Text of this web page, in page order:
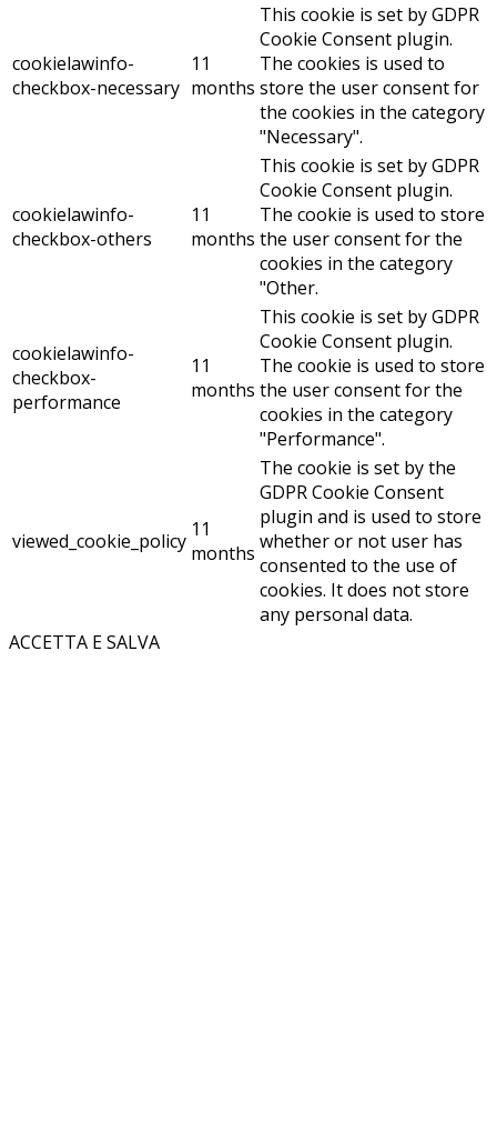
cookielawinfo-
checkbox-necessary
11
months
This cookie is set by GDPR
Cookie Consent plugin.
The cookies is used to
store the user consent for
the cookies in the category
"Necessary".
cookielawinfo-
checkbox-others
11
months
This cookie is set by GDPR
Cookie Consent plugin.
The cookie is used to store
the user consent for the
cookies in the category
"Other.
cookielawinfo-
checkbox-
performance
11
months
This cookie is set by GDPR
Cookie Consent plugin.
The cookie is used to store
the user consent for the
cookies in the category
"Performance".
viewed_cookie_policy 11
months
The cookie is set by the
GDPR Cookie Consent
plugin and is used to store
whether or not user has
consented to the use of
cookies. It does not store
any personal data.
ACCETTA E SALVA